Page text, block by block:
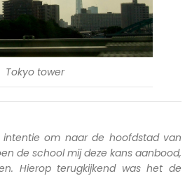
Tokyo tower
om naar de hoofdstad van
de school mij deze kans aanbood,
Hierop terugkijkend was het de